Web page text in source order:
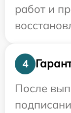
работ и
4
После